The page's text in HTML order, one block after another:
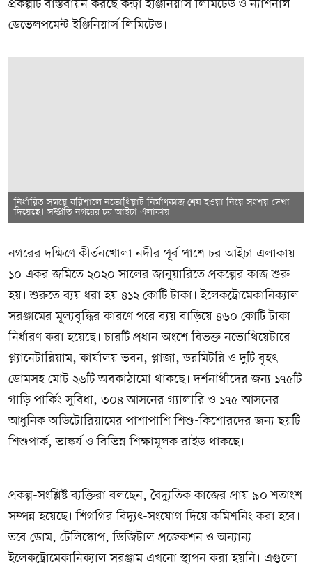
প্রকল্পটি বাস্তবায়ন করছে কন্ট্রা ইঞ্জিনিয়ার্স লিমিটেড ও ন্যাশনাল
ডেভেলপমেন্ট ইঞ্জিনিয়ার্স লিমিটেড।
নির্ধারিত সময়ে বরিশালে নভোথিয়াট নির্মাণকাজ শেষ হওয়া নিয়ে সংশয় দেখা
দিয়েছে। সম্প্রতি নগরের চর আইচা এলাকায়
নগরের দক্ষিণে কীর্তনখোলা নদীর পূর্ব পাশে চর আইচা এলাকায়
১০ একর জমিতে ২০২০ সালের জানুয়ারিতে প্রকল্পের কাজ শুরু
হয়। শুরুতে ব্যয় ধরা হয় ৪১২ কোটি টাকা। ইলেকট্রোমেকানিক্যাল
সরঞ্জামের মূল্যবৃদ্ধির কারণে পরে ব্যয় বাড়িয়ে ৪৬০ কোটি টাকা
নির্ধারণ করা হয়েছে। চারটি প্রধান অংশে বিভক্ত নভোথিয়েটারে
প্ল্যানেটারিয়াম, কার্যালয় ভবন, প্লাজা, ডরমিটরি ও দুটি বৃহৎ
ডোমসহ মোট ২৬টি অবকাঠামো থাকছে। দর্শনার্থীদের জন্য ১৭৫টি
গাড়ি পার্কিং সুবিধা, ৩০৪ আসনের গ্যালারি ও ১৭৫ আসনের
আধুনিক অডিটোরিয়ামের পাশাপাশি শিশু-কিশোরদের জন্য ছয়টি
শিশুপার্ক, ভাস্কর্য ও বিভিন্ন শিক্ষামূলক রাইড থাকছে।
প্রকল্প-সংশ্লিষ্ট ব্যক্তিরা বলছেন, বৈদ্যুতিক কাজের প্রায় ৯০ শতাংশ
সম্পন্ন হয়েছে। শিগগির বিদ্যুৎ-সংযোগ দিয়ে কমিশনিং করা হবে।
তবে ডোম, টেলিস্কোপ, ডিজিটাল প্রজেকশন ও অন্যান্য
ইলেকট্রোমেকানিক্যাল সরঞ্জাম এখনো স্থাপন করা হয়নি। এগুলো